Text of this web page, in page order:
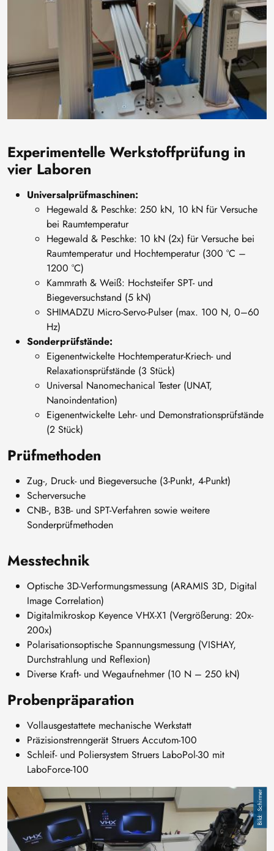
Experimentelle Werkstoffprüfung in
vier Laboren
Universalprüfmaschinen:
Hegewald & Peschke: 250 kN, 10 kN für Versuche
bei Raumtemperatur
Hegewald & Peschke: 10 kN (2x) für Versuche bei
Raumtemperatur und Hochtemperatur (300 °C –
1200 °C)
Kammrath & Weiß: Hochsteifer SPT- und
Biegeversuchstand (5 kN)
SHIMADZU Micro-Servo-Pulser (max. 100 N, 0–60
Hz)
Sonderprüfstände:
Eigenentwickelte Hochtemperatur-Kriech- und
Relaxationsprüfstände (3 Stück)
Universal Nanomechanical Tester (UNAT,
Nanoindentation)
Eigenentwickelte Lehr- und Demonstrationsprüfstände
(2 Stück)
Prüfmethoden
Zug-, Druck- und Biegeversuche (3-Punkt, 4-Punkt)
Scherversuche
CNB-, B3B- und SPT-Verfahren sowie weitere
Sonderprüfmethoden
Image Schirmer
Messtechnik
Optische 3D-Verformungsmessung (ARAMIS 3D, Digital
Image Correlation)
Digitalmikroskop Keyence VHX-X1 (Vergrößerung: 20x-
200x)
Polarisationsoptische Spannungsmessung (VISHAY,
Durchstrahlung und Reflexion)
Diverse Kraft- und Wegaufnehmer (10 N – 250 kN)
Probenpräparation
Vollausgestattete mechanische Werkstatt
Präzisionstrenngerät Struers Accutom-100
Schleif- und Poliersystem Struers LaboPol-30 mit
LaboForce-100